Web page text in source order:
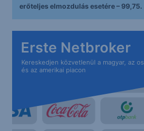
erőteljes elmozdulás esetére – 99,75.
Erste Netbroker
Kereskedjen közvetlenül a magyar, az
és az amerikai piacon